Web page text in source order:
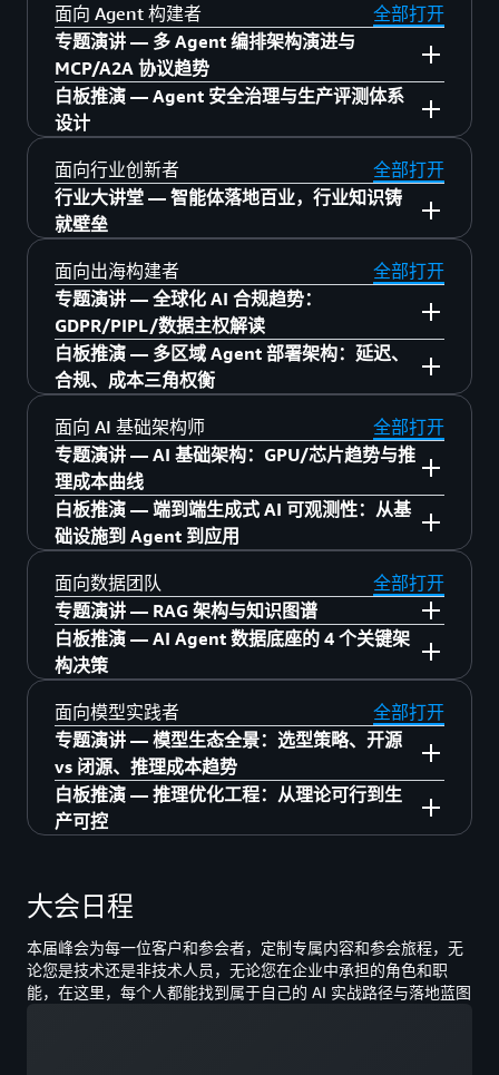
14:00–14:30 【人力资源】Agent 遇见 HR：员
工服务、决策、政策三线突破
14:30–15:00 【财务】Amazon Quick 让财务告
别繁琐：六大领域 22 个场景
15:00–15:30 【销售】赢单利器：智能投标助
手
15:30–16:00 【销售】全行业智能投标方案：
Agent 一站式搞定
16:00–16:30 【质量管理】Agentic AI × 制造业
质量管理新范式
16:30–17:00 从感知到行动：物理 AI 如何重塑
企业核心竞争力
6 月 24 日 5 层 516
13:30–14:00 【运营】AI 重塑客服管理：滴滴
出海 14 国实战
14:00–14:30 【供应链管理】Amazon Quick 实
现 AI 驱动的采购与运营
规的 AI 搭档
15:00–15:30 【销售】基于 Amazon Quick 知
识图谱的 CRM 创新应用
了解更多
13:30–14:15 Agent 时代，企业的 WorkFlow
究竟该如何设计与协作
14:25–15:10 【知识工作者】Agent 重塑内容
生产力：从 PPT 自由到视频工厂
15:20–16:05 【营销】实时反馈+市场预演：重
塑市场调研
16:15–17:00 从琐事夺回时间：企业级 Agent
规模化落地
6 月 24 日 5 层 中庭
13:30–14:15 不写代码造应用：Agent 让业务
自主创新
了解更多
Amazon Quick 快速上手
AI Agent 的认知升级与业务赋能
Kiro 开发实战入门
DevOps Agent 实践指南
向量数据库核心原理
Agentic AI 基础框架
性价比之选
了解更多
面向 Agent 构建者
全部打开
专题演讲 — 多 Agent 编排架构演进与
MCP/A2A 协议趋势
6月23日 6层 616
13:30–14:00 Cardinfolink：Agentic Payment
重塑支付体验
14:00–14:30 构建企业级智能体平台：安克如
创新
14:30–15:00 5 个 AI Agent 运营工厂：仿真到
现实
15:00–15:30 WeMol Copilot：多智能体自动化
抗体设计
15:30–16:00 亚马逊云科技 & MiniMax 实时语
音智能体架构与多语言 AI 落地实践
16:00–16:30 突破 AI 孤岛，企业级多智能体中
枢 Maiah 的规模化落地实践
16:30–17:00 Agent 时代实时语音交互基建
6月23日 6层 617
13:30–14:00 多智能体报告平台：海量用户反
馈到分钟级洞察的通用架构实践
14:00–14:30 用语义层和 VQR 重建 Agentic 查
询的可信链路
14:30–15:00 用自然语言操控电视：TV AI
Agent 的工程化实践
15:00–15:30 SAP for Me 智能助手：从 RAG 到
15:30–16:00 构建企业级 AI Agent 安全方案与
实践
16:00–16:30 加速蜕变：Amazon Transform
加速企业现代化的 AI 密码
白板推演 — Agent 安全治理与生产评测体系
设计
6月23日 6层 中庭
13:30–14:15 基于亚马逊云科技的 AI 原子能
力，实现从传统 CRM 到 AI CRM 的产品创新
14:25–15:10 基于 Amazon Elastic Container
Service 与 Amazon AgentCore 构建 OpenClaw
平台的架构选型
15:20–16:05 AgentCorp：能交付的 AI 工程团
队
16:15–17:00 AIDLC 与 Apache 之道加速开源创
新
6月24日 6层 中庭
13:30–14:15 Agent 安全治理：身份管控、数
据脱敏、行为审计、合规出海、HITL 审批疲劳
平衡
14:25–15:10 从 AI 辅助到 AI 自主的工程交付
体系
Agent to Platform 的四个亚马逊云科技架构决
策
6月24日 4层 中庭
13:30–14:15 Agentic 时代的 App Store：如何
了解更多
面向行业创新者
全部打开
行业大讲堂 — 智能体落地百业，行业知识铸
就壁垒
6 月 23 日 1 层 银厅 行业大讲堂 A
11:00–11:25 游戏领域的 Agentic AI：从原型
到生产
11:35–12:00 亚马逊云科技 RTB Fabric：广告
13:00–13:25 Stary 联合亚马逊云科技打造 AI
漫剧"流水线"
13:35–14:00 构建营销 Agent 网络：从单点自
动化到全链路智能闭环
14:45–15:10 AI 驱动营销增长：效果广告素材
智能管理与生产实践
15:20–15:45 从中国到世界：未来电视如何用
亚马逊云科技打造新一代智能视频处理平台
15:55–16:20 基于 Amazon SageMaker 的多模
态广告推荐特征工程
6 月 23 日 1 层 银厅 行业大讲堂 B
11:35–12:00 物理 AI 让巡检机器人真正自主
13:00–13:25 从数据采集到世界模型：构建面
向通用具身智能的数据飞轮
13:35–14:00 中企海外 AI 座舱发展趋势与新一
面向出海构建者
全部打开
专题演讲 — 全球化 AI 合规趋势：
GDPR/PIPL/数据主权解读
13:30–14:00 IPC 企业出海的架构升级与 Agent
实践
14:00–14:30 永不眠，不停售：AI 直播主持人
全球部署
14:30–15:00 助力 AI Office 出海：赋能全球数
亿用户
15:00–15:30 以 Agentic AI 重塑全球规模媒体
运营
15:30–16:00 Flinco & 亚马逊云科技联合方
案，实现端到端的智能网络与云服务集成
16:00–16:30 Powered by 亚马逊云科技：Zilliz
构建企业级 AI 应用的数据底座
16:30–17:00 KiwiCloud 云原生 UEM 平台的全
球出海实践
了解更多
白板推演 — 多区域 Agent 部署架构：延迟、
合规、成本三角权衡
13:30–14:15 从芯片到云端：乐鑫 ESP
RainMaker × 亚马逊云科技 如何让 AIoT 产品
开发快人一步
14:25–15:10 东南亚市场机遇：面向大中华区
ISV 与客户
15:20–16:05 AI 驱动的安全事件响应：从检测
到修复的智能化实践
6月24日 4层 中庭
13:30–14:15 护航全球化业务：基于 Amazon
Bedrock 与 OceanBase 的出海实时智能风控与
合规实践
14:25–15:10 使用 DevOps Agent & Security
Agent 加速 PCI DSS 认证
Security Agent 驱动出海安全合规认证效率跃
升
了解更多
面向 AI 基础架构师
全部打开
专题演讲 — AI 基础架构：GPU/芯片趋势与推
理成本曲线
13:30–14:00 Token 工厂：大规模 AI 推理基础
设施的工程实践
14:00–14:30 利用 EKS、Kata Container 构建
通用 Agents 平台
14:30–15:00 速度即竞争力 — Graviton5 × 当
日达电商的性能跃迁
15:00–15:30 制造业企业 AI 平台从 0 到 1：韶
音科技的统一模型网关与安全管控实践
15:30–16:00 Amazon Transform Custom — AI
驱动的规模化代码现代化与技术债清理
16:00–16:30 小红书大模型基础设施实践：
了解更多
白板推演 — 端到端生成式 AI 可观测性：从基
础设施到 Agent 到应用
6月23日 5层 中庭
13:30–14:15 在 Amazon Trainium 上运行图片
和视频生成模型的实践
15:20–16:05 基于 Amazon EKS 与 NVIDIA
NVSentinel 构建高韧性模型训练平台
6月24日 5层 中庭
践
可观测性实践
了解更多
面向数据团队
全部打开
专题演讲 — RAG 架构与知识图谱
6月23日 6层 619
13:30–14:00 从小时到秒级：游戏出海数据团
队如何用 Agentic BI 重构数据分析范式
14:00–14:30 取之有度，用之有节——破解
Agentic 应用 Token 爆炸难题
14:30–15:00 Amazon Athena + Iceberg：AI
推理
15:30–16:00 Agent 黑盒拆解术：基于
Langfuse 的 Trace、Token、Tool Call 可观测
16:00–16:30 Agentic AI 的数据之道——Agent
白板推演 — AI Agent 数据底座的 4 个关键架
构决策
6月23日 6层 中庭
3:30–14:15 存之有序，治之有矩——Agent 记
忆系统从选型到生产运维
14:25–15:10 多模态数据湖——释放多模态数
AI Agent 和媒体管理重新定义对象存储
6月24日 6层 中庭
13:30–14:15 破解 Agentic AI 应用性能瓶颈：
面向模型实践者
全部打开
专题演讲 — 模型生态全景：选型策略、开源
vs 闭源、推理成本趋势
6月23日 6层 620
EFA：万亿参数模型背后的开源服务架构实践
14:00–14:30 基于 LLM 的广告预算分配方案
14:30–15:00 750B MoE 分离推理：从 RoCE 到
EFA 的全栈验证
白板推演 — 推理优化工程：从理论可行到生
产可控
13:30–14:15 多维度 RL 电商属性抽取，小模型
低成本高表现
14:25–15:10 Nova Forge 产品全景与客户案例
大会日程
本届峰会为每一位客户和参会者，定制专属内容和参会旅程，无
论您是技术还是非技术人员，无论您在企业中承担的角色和职
能，在这里，每个人都能找到属于自己的 AI 实战路径与落地蓝图